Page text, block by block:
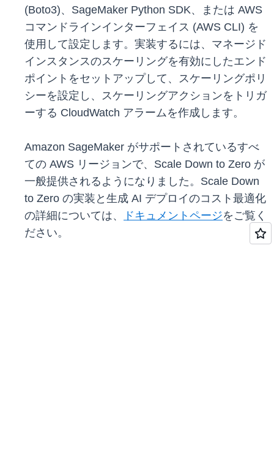
(Boto3)、SageMaker Python SDK、または AWS
コマンドラインインターフェイス (AWS CLI) を
使用して設定します。実装するには、マネージド
インスタンスのスケーリングを有効にしたエンド
ポイントをセットアップして、スケーリングポリ
シーを設定し、スケーリングアクションをトリガ
ーする CloudWatch アラームを作成します。
Amazon SageMaker がサポートされているすべ
ての AWS リージョンで、Scale Down to Zero が
一般提供されるようになりました。Scale Down
to Zero の実装と生成 AI デプロイのコスト最適化
の詳細については、
ドキュメントページをご覧く
ださい。